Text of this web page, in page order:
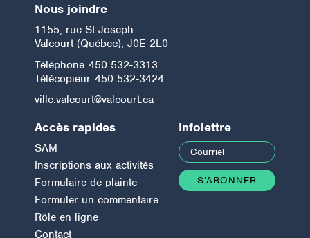
Nous joindre
1155, rue St-Joseph
Valcourt (Québec), J0E 2L0
Téléphone 450 532-3313
Télécopieur 450 532-3424
ville.valcourt@valcourt.ca
Accès rapides
SAM
Inscriptions aux activités
Formulaire de plainte
Formuler un commentaire
Rôle en ligne
Contact
Infolettre